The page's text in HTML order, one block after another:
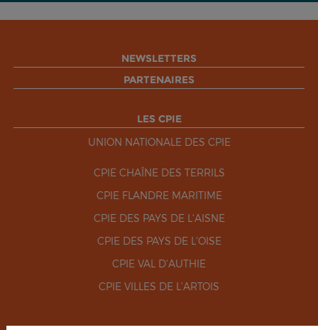
NEWSLETTERS
PARTENAIRES
LES CPIE
UNION NATIONALE DES CPIE
CPIE CHAÎNE DES TERRILS
CPIE FLANDRE MARITIME
CPIE DES PAYS DE L'AISNE
CPIE DES PAYS DE L'OISE
CPIE VAL D'AUTHIE
CPIE VILLES DE L'ARTOIS